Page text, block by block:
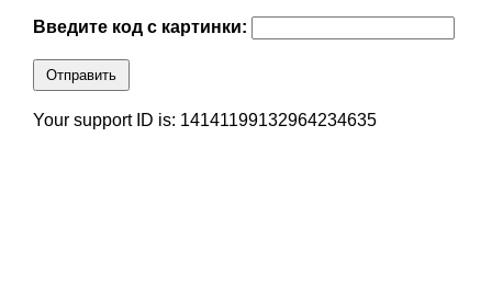
Введите код с картинки:
Отправить
Your support ID is: 14141199132964234635